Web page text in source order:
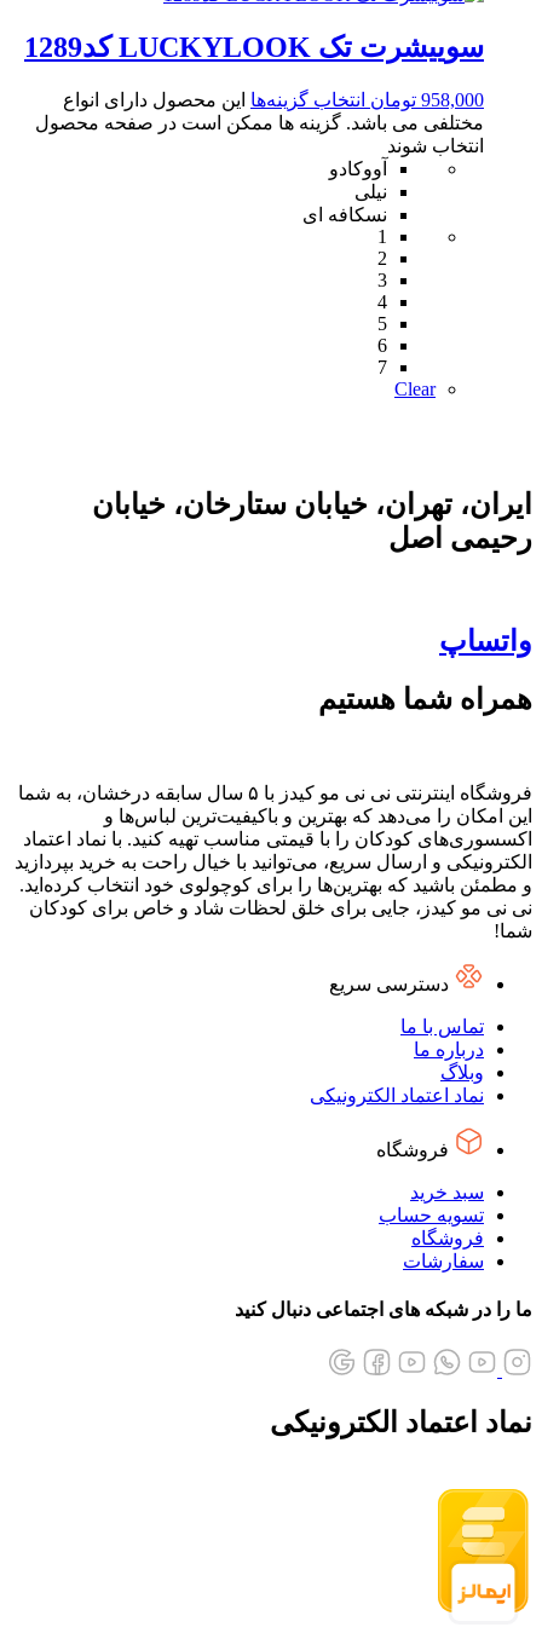
سوییشرت تک LUCKYLOOK کد1289
958,000 تومان انتخاب گزینه‌ها این محصول دارای انواع
مختلفی می باشد. گزینه ها ممکن است در صفحه محصول
انتخاب شوند
آووکادو
نیلی
نسکافه ای
1
2
3
4
5
6
7
Clear
ایران، تهران، خیابان ستارخان، خیابان
رحیمی اصل
واتساپ
همراه شما هستیم
فروشگاه اینترنتی نی نی مو کیدز با ۵ سال سابقه درخشان، به شما
این امکان را می‌دهد که بهترین و باکیفیت‌ترین لباس‌ها و
اکسسوری‌های کودکان را با قیمتی مناسب تهیه کنید. با نماد اعتماد
الکترونیکی و ارسال سریع، می‌توانید با خیال راحت به خرید بپردازید
و مطمئن باشید که بهترین‌ها را برای کوچولوی خود انتخاب کرده‌اید.
نی نی مو کیدز، جایی برای خلق لحظات شاد و خاص برای کودکان
شما!
دسترسی سریع
تماس با ما
درباره ما
وبلاگ
نماد اعتماد الکترونیکی
فروشگاه
سبد خرید
تسویه حساب
فروشگاه
سفارشات
ما را در شبکه های اجتماعی دنبال کنید
نماد اعتماد الکترونیکی